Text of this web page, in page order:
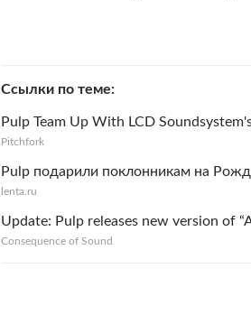
Ссылки по теме
Pulp Team Up With LCD
Pitchfork
Pulp подарили поклонникам на
lenta.ru
Update: Pulp releases new version of
Consequence of Sound